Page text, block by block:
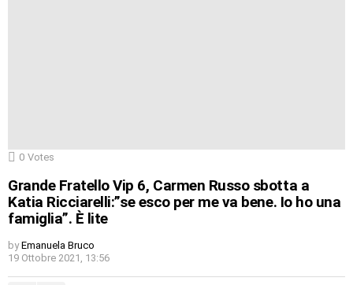
0 Votes
Grande Fratello Vip 6, Carmen Russo sbotta a
Katia Ricciarelli:”se esco per me va bene. Io ho una
famiglia”. È lite
by Emanuela Bruco
19 Ottobre 2021, 13:56